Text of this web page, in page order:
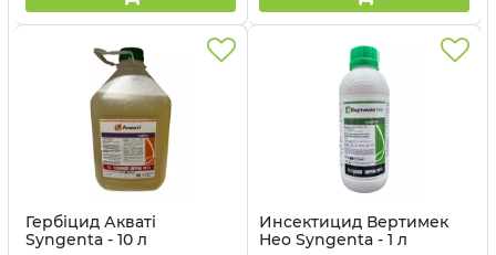
Гербіцид Акваті
Syngenta - 10 л
Инсектицид Вертимек
Нео Syngenta - 1 л